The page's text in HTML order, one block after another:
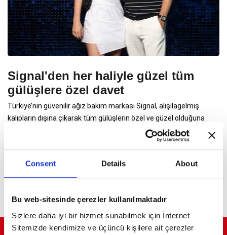
Consent Details About
Bu web-sitesinde çerezler kullanılmaktadır
Sizlere daha iyi bir hizmet sunabilmek için İnternet
Sitemizde kendimize ve üçüncü kişilere ait çerezler
Signal'den her haliyle güzel tüm
gülüşlere özel davet
Türkiye’nin güvenilir ağız bakım markası Signal, alışılagelmiş
kalıpların dışına çıkarak tüm gülüşlerin özel ve güzel olduğuna
odaklandığı “Signal’in Yeni Gülüşü” kampanyası kapsamında, Zorlu